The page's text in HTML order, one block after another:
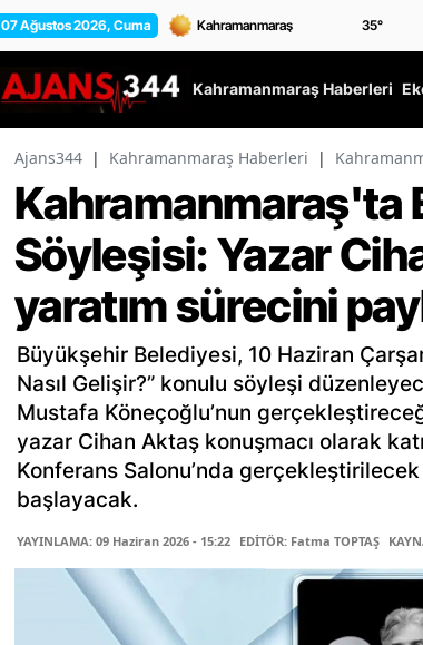
07 Ağustos 2026, Cuma 35°
Kahramanmaraş Haberleri
Ajans344 | Kahramanmaraş Haberleri |
Kahramanmaraş'ta
Söyleşisi: Yazar
yaratım sürecini
Büyükşehir Belediyesi, 10 Haziran
Nasıl Gelişir?” konulu söyleşi
Mustafa Köneçoğlu’nun
yazar Cihan Aktaş konuşmacı olarak
Konferans Salonu’nda
başlayacak.
YAYINLAMA: 09 Haziran 2026 - 15:22 EDİTÖR: Fatma TOPTAŞ